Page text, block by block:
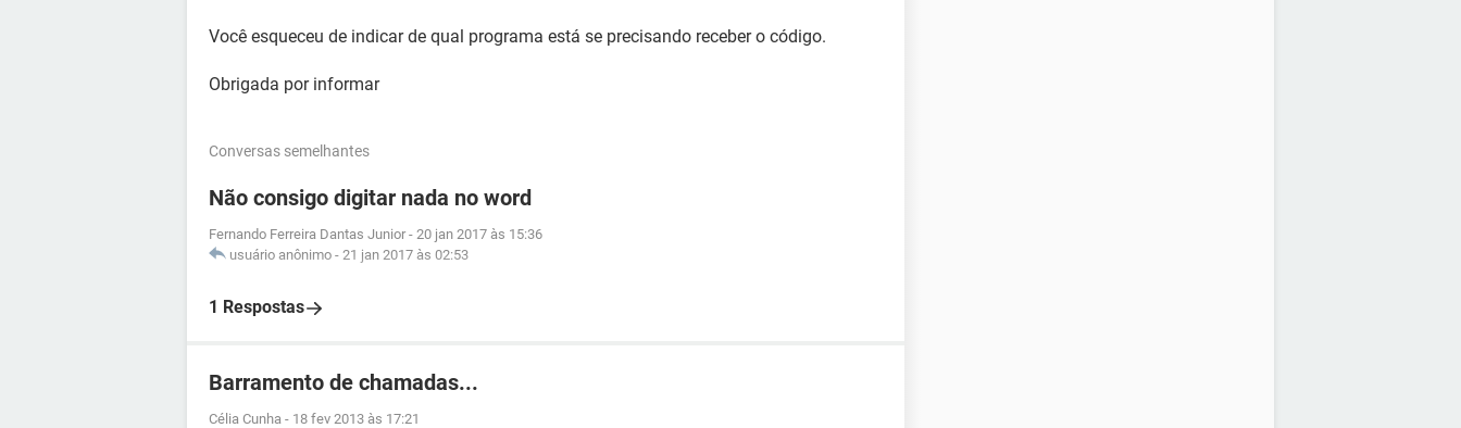
Você esqueceu de indicar de qual programa está se precisando receber o código.
Obrigada por informar
Conversas semelhantes
Não consigo digitar nada no word
Fernando Ferreira Dantas Junior - 20 jan 2017 às 15:36
usuário anônimo - 21 jan 2017 às 02:53
1 Respostas
Barramento de chamadas...
Célia Cunha - 18 fev 2013 às 17:21